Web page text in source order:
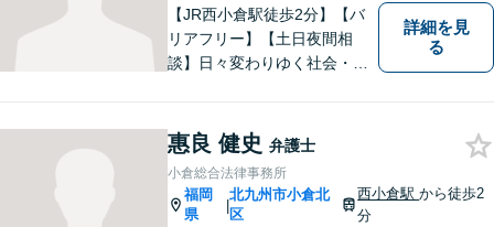
【JR西小倉駅徒歩2分】【バ
リアフリー】【土日夜間相
談】日々変わりゆく社会・法
だける良質なリーガルサービ
スを提供できるよう日々研鑽
に努めてまいります。お気軽
にご相談ください。
詳細を見
る
惠良 健史 弁護士
小倉総合法律事務所
福岡
県
|
北九州市小倉北
区
西小倉駅から徒歩2
分